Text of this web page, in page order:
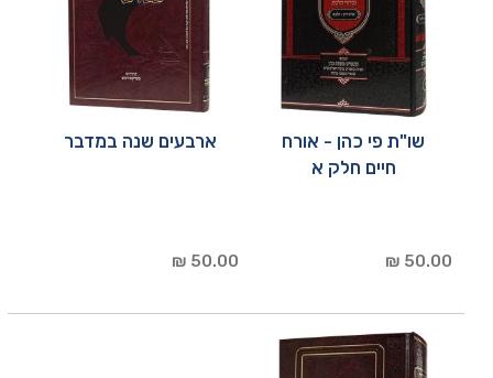
שו"ת פי כהן - אורח
חיים חלק א
50.00 ₪
ארבעים שנה במדבר
50.00 ₪